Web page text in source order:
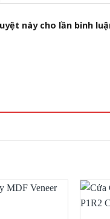
này cho lần bình